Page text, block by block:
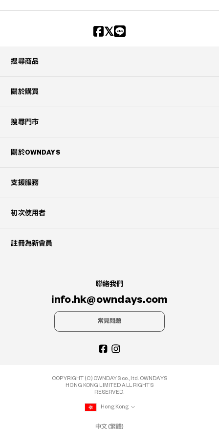
搜尋商品
關於購買
搜尋門市
關於OWNDAYS
支援服務
初次使用者
註冊為新會員
聯絡我們
info.hk@owndays.com
常見問題
COPYRIGHT (C) OWNDAYS co., ltd. OWNDAYS
HONG KONG LIMITED ALL RIGHTS
RESERVED.
Hong Kong
中文 (繁體)